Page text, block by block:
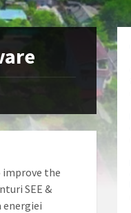
improve the
SEE &
energiei